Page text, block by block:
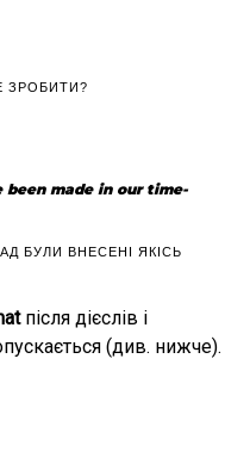
ЗРОБИТИ?
been made in our time-
БУЛИ ВНЕСЕНІ ЯКІСЬ
після дієслів і
(див. нижче).